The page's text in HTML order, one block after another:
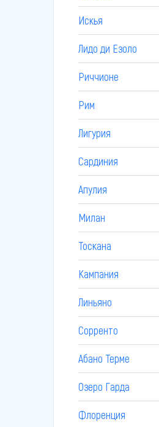
Искья
Лидо ди Езоло
Риччионе
Рим
Лигурия
Сардиния
Апулия
Милан
Тоскана
Кампания
Линьяно
Сорренто
Абано Терме
Озеро Гарда
Флоренция